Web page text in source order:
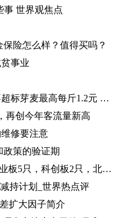
事 世界观焦点
险怎么样？值得买吗？
事业
河南分类分级收购受损小麦：不超标芽麦最高每斤1.2元 全球最资讯
再创今年客流量新高
修要注意
策的验证期
世界热门:新股9只新股申购：创业板5只，科创板2只，北交所2只
持计划_世界热点评
扩大因子简介